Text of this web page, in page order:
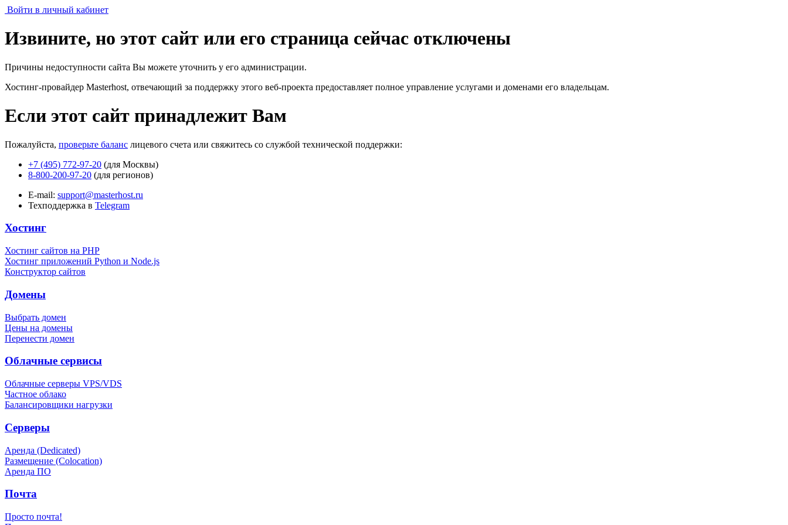
Войти в личный кабинет
Извините, но этот сайт или его страница сейчас отключены
Причины недоступности сайта Вы можете уточнить у его администрации.
Хостинг-провайдер Masterhost, отвечающий за поддержку этого веб-проекта предоставляет полное управление услугами и доменами его владельцам.
Если этот сайт принадлежит Вам
Пожалуйста, проверьте баланс лицевого счета или свяжитесь со службой технической поддержки:
+7 (495) 772-97-20 (для Москвы)
8-800-200-97-20 (для регионов)
E-mail: support@masterhost.ru
Техподдержка в Telegram
Хостинг
Хостинг сайтов на PHP
Хостинг приложений Python и Node.js
Конструктор сайтов
Домены
Выбрать домен
Цены на домены
Перенести домен
Облачные сервисы
Облачные серверы VPS/VDS
Частное облако
Балансировщики нагрузки
Серверы
Аренда (Dedicated)
Размещение (Colocation)
Аренда ПО
Почта
Просто почта!